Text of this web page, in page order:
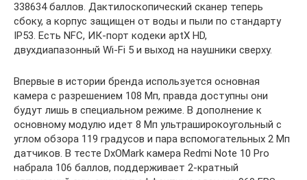
338634 баллов. Дактилоскопический сканер теперь
сбоку, а корпус защищен от воды и пыли по стандарту
IP53. Есть NFC, ИК-порт кодеки aptX HD,
двухдиапазонный Wi-Fi 5 и выход на наушники сверху.
Впервые в истории бренда используется основная
камера с разрешением 108 Мп, правда доступны они
будут лишь в специальном режиме. В дополнение к
основному модулю идет 8 Мп ультраширокоугольный с
углом обзора 119 градусов и пара вспомогательных 2 Мп
датчиков. В тесте DxOMark камера Redmi Note 10 Pro
набрала 106 баллов, поддерживает 2-кратный